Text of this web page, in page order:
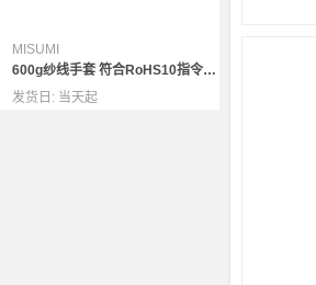
MISUMI
600g纱线手套 符合RoHS10指令要求 涤棉新料 10针本白 12副/袋
发货日: 当天起